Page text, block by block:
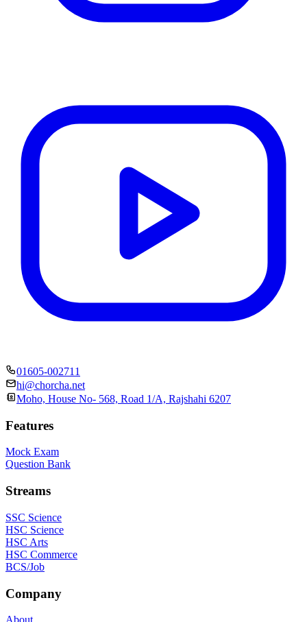
01605-002711
hi@chorcha.net
Moho, House No- 568, Road 1/A, Rajshahi 6207
Features
Mock Exam
Question Bank
Streams
SSC Science
HSC Science
HSC Arts
HSC Commerce
BCS/Job
Company